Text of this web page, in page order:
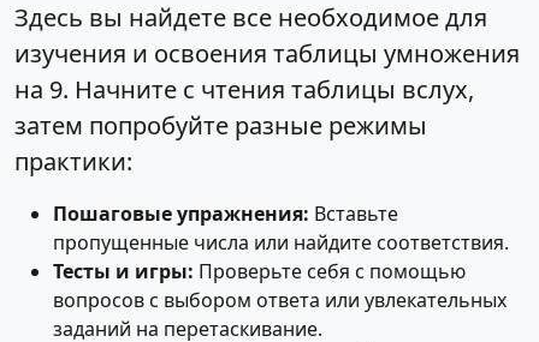
Здесь вы найдете все необходимое для
изучения и освоения таблицы умножения
на 9. Начните с чтения таблицы вслух,
затем попробуйте разные режимы
практики:
Пошаговые упражнения: Вставьте
пропущенные числа или найдите соответствия.
Тесты и игры: Проверьте себя с помощью
вопросов с выбором ответа или увлекательных
заданий на перетаскивание.